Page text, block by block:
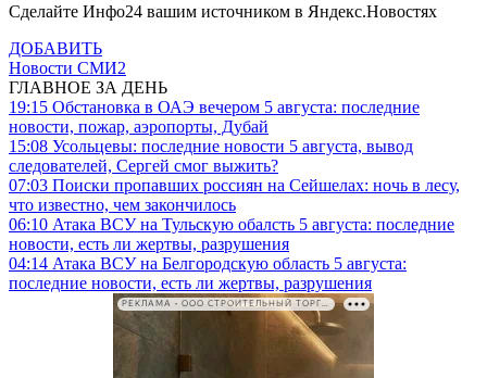
Сделайте Инфо24 вашим источником в Яндекс.Новостях
ДОБАВИТЬ
Новости СМИ2
ГЛАВНОЕ ЗА ДЕНЬ
19:15 Обстановка в ОАЭ вечером 5 августа: последние
новости, пожар, аэропорты, Дубай
15:08 Усольцевы: последние новости 5 августа, вывод
следователей, Сергей смог выжить?
07:03 Поиски пропавших россиян на Сейшелах: ночь в лесу,
что известно, чем закончилось
06:10 Атака ВСУ на Тульскую обалсть 5 августа: последние
новости, есть ли жертвы, разрушения
04:14 Атака ВСУ на Белгородскую область 5 августа:
последние новости, есть ли жертвы, разрушения
РЕКЛАМА • ООО СТРОИТЕЛЬНЫЙ ТОРГОВЫЙ ДОМ «ПЕТРОВИЧ». ИНН: 7802348846